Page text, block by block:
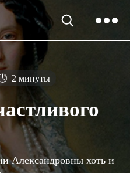
2 минуты
Александровны хоть и